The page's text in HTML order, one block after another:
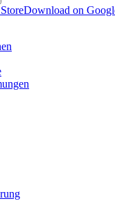
Download on